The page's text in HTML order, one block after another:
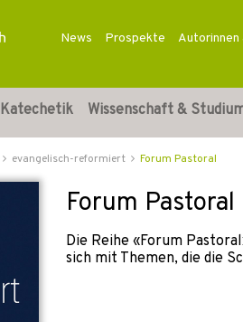
News Prospekte Autorinnen
Wissenschaft &
evangelisch-reformiert Forum Pastoral
Forum Pastoral
Die Reihe «Forum
sich mit Themen, die die